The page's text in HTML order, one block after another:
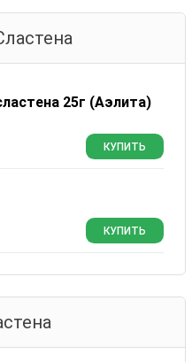
25г (Аэлита)
КУПИТЬ
КУПИТЬ